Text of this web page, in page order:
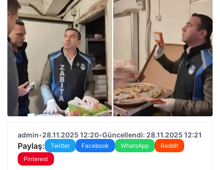
admin•28.11.2025 12:20•Güncellendi: 28.11.2025 12:21
Paylaş: Twitter Facebook WhatsApp
Reddit
Pinterest